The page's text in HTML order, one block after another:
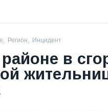
, Регион, Инцидент
в